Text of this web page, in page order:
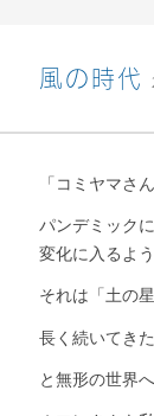
風の時代
「コミヤマさ
パンデミック
変化に入るよう
それは「土の
長く続いてき
と無形の世界